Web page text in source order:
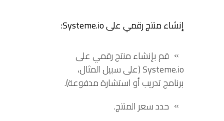
إنشاء منتج رقمي على Systeme.io:
قم بإنشاء منتج رقمي على
Systeme.io (على سبيل المثال،
برنامج تدريب أو استشارة مدفوعة).
حدد سعر المنتج.